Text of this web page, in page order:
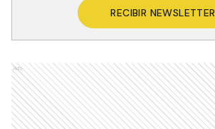
RECIBIR NEWSLETTER
Ads